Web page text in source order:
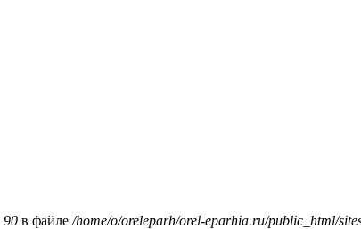
90 в файле /home/o/oreleparh/orel-eparhia.ru/public_html/